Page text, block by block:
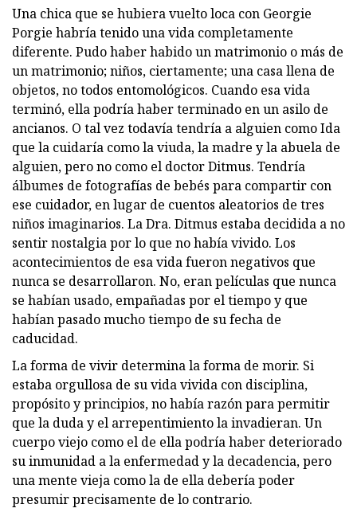
Una chica que se hubiera vuelto loca con Georgie
Porgie habría tenido una vida completamente
diferente. Pudo haber habido un matrimonio o más de
un matrimonio; niños, ciertamente; una casa llena de
objetos, no todos entomológicos. Cuando esa vida
terminó, ella podría haber terminado en un asilo de
ancianos. O tal vez todavía tendría a alguien como Ida
que la cuidaría como la viuda, la madre y la abuela de
alguien, pero no como el doctor Ditmus. Tendría
álbumes de fotografías de bebés para compartir con
ese cuidador, en lugar de cuentos aleatorios de tres
niños imaginarios. La Dra. Ditmus estaba decidida a no
sentir nostalgia por lo que no había vivido. Los
acontecimientos de esa vida fueron negativos que
nunca se desarrollaron. No, eran películas que nunca
se habían usado, empañadas por el tiempo y que
habían pasado mucho tiempo de su fecha de
caducidad.
La forma de vivir determina la forma de morir. Si
estaba orgullosa de su vida vivida con disciplina,
propósito y principios, no había razón para permitir
que la duda y el arrepentimiento la invadieran. Un
cuerpo viejo como el de ella podría haber deteriorado
su inmunidad a la enfermedad y la decadencia, pero
una mente vieja como la de ella debería poder
presumir precisamente de lo contrario.